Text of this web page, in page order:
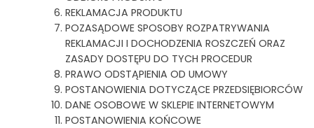
REKLAMACJA PRODUKTU
POZASĄDOWE SPOSOBY ROZPATRYWANIA
REKLAMACJI I DOCHODZENIA ROSZCZEŃ ORAZ
ZASADY DOSTĘPU DO TYCH PROCEDUR
PRAWO ODSTĄPIENIA OD UMOWY
POSTANOWIENIA DOTYCZĄCE PRZEDSIĘBIORCÓW
DANE OSOBOWE W SKLEPIE INTERNETOWYM
POSTANOWIENIA KOŃCOWE